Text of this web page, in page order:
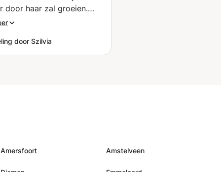
door haar zal groeien.
”
door Szilvia
Amersfoort Amstelveen